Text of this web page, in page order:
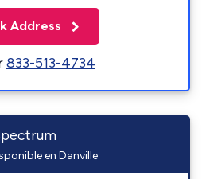
Address
833-513-4734
en Danville